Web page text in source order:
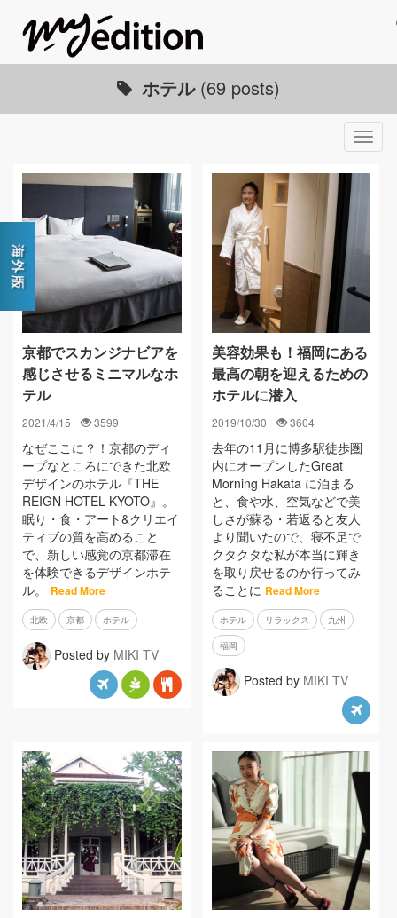
ホテル (69 posts)
京都でスカンジナビアを
感じさせるミニマルなホ
テル
2021/4/15 3599
なぜここに？！京都のディ
ープなところにできた北欧
デザインのホテル『THE
REIGN HOTEL KYOTO』。
眠り・食・アート&クリエイ
ティブの質を高めること
で、新しい感覚の京都滞在
を体験できるデザインホテ
ル。
Read More
北欧 京都 ホテル
Posted by MIKI TV
美容効果も！福岡にある
最高の朝を迎えるための
ホテルに潜入
2019/10/30 3604
去年の11月に博多駅徒歩圏
内にオープンしたGreat
Morning Hakata に泊まる
と、食や水、空気などで美
しさが蘇る・若返ると友人
より聞いたので、寝不足で
クタクタな私が本当に輝き
を取り戻せるのか行ってみ
ることに Read More
ホテル リラックス 九州
福岡
Posted by MIKI TV